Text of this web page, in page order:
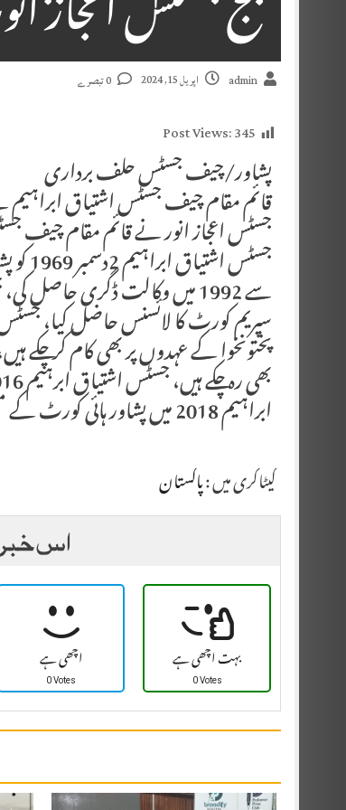
admin اپریل 15, 2024
Post Views:345
پشاور/چیف جسٹس حلف برداری
قائم مقام چیف جسٹس اشتیاق
جسٹس اعجاز انور نے قائم مقام چیف
سپریم کورٹ کا لائسنس حاضل کیا،
ابراہیم 2018 میں پشاور ہائی کورٹ کے مستقل جج بن گئے تھے،
کیٹاگری میں :پاکستان
اس خبر
اچھی ہے
0 Votes بہت اچھی ہے
0 Votes